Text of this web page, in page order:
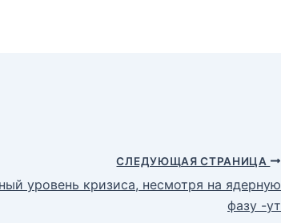
СЛЕДУЮЩАЯ СТРАНИЦА
уровень кризиса, несмотря на ядерную
фазу -ут